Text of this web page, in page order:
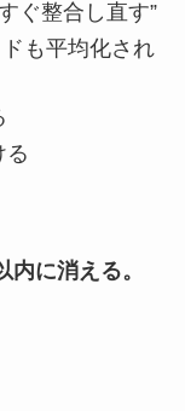
ぐ整合し直す”
も平均化され
る
に消える。